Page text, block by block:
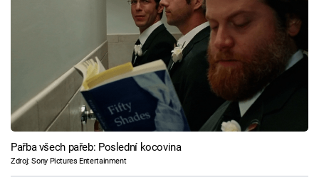
Pařba všech pařeb: Poslední kocovina
Zdroj: Sony Pictures Entertainment